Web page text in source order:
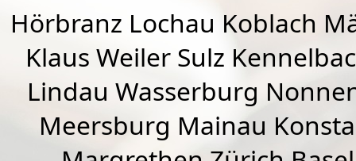
Hörbranz Lochau Koblach
Klaus Weiler Sulz
Lindau Wasserburg
Meersburg Mainau